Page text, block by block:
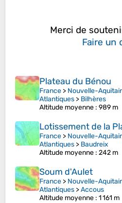
Merci de
Faire un
Plateau du Bénou
France > Nouvelle-
Atlantiques > Bilhères
Altitude moyenne : 989 m
Lotissement de la
France > Nouvelle-
Atlantiques > Baudreix
Altitude moyenne : 242 m
Soum d'Aulet
France > Nouvelle-
Atlantiques >Accous
Altitude moyenne : 1 161 m